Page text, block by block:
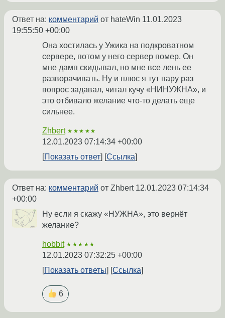
Ответ на: комментарий от hateWin 11.01.2023
19:55:50 +00:00
Она хостилась у Ужика на подкроватном
сервере, потом у него сервер помер. Он
мне дамп скидывал, но мне все лень ее
разворачивать. Ну и плюс я тут пару раз
вопрос задавал, читал кучу «НИНУЖНА», и
это отбивало желание что-то делать еще
сильнее.
Zhbert ★★★★★
12.01.2023 07:14:34 +00:00
Показать ответ
Ссылка
Ответ на: комментарий от Zhbert 12.01.2023 07:14:34
+00:00
Ну если я скажу «НУЖНА», это вернёт
желание?
hobbit ★★★★★
12.01.2023 07:32:25 +00:00
Показать ответы
Ссылка
6